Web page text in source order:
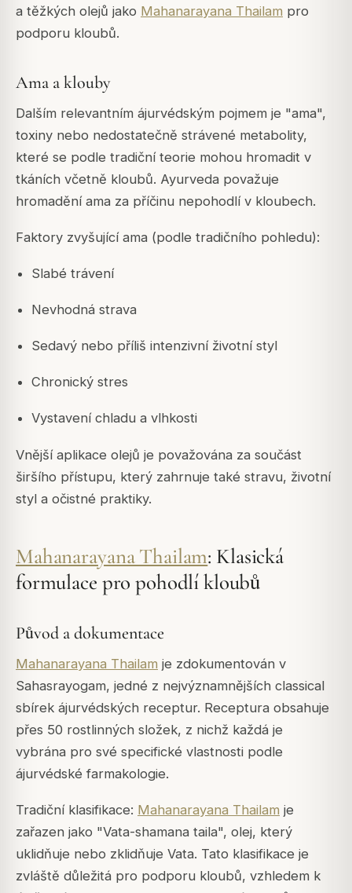
a těžkých olejů jako Mahanarayana Thailam pro
podporu kloubů.
Ama a klouby
Dalším relevantním ájurvédským pojmem je "ama",
toxiny nebo nedostatečně strávené metabolity,
které se podle tradiční teorie mohou hromadit v
tkáních včetně kloubů. Ayurveda považuje
hromadění ama za příčinu nepohodlí v kloubech.
Faktory zvyšující ama (podle tradičního pohledu):
Slabé trávení
Nevhodná strava
Sedavý nebo příliš intenzivní životní styl
Chronický stres
Vystavení chladu a vlhkosti
Vnější aplikace olejů je považována za součást
širšího přístupu, který zahrnuje také stravu, životní
styl a očistné praktiky.
Mahanarayana Thailam: Klasická
formulace pro pohodlí kloubů
Původ a dokumentace
Mahanarayana Thailam je zdokumentován v
Sahasrayogam, jedné z nejvýznamnějších classical
sbírek ájurvédských receptur. Receptura obsahuje
přes 50 rostlinných složek, z nichž každá je
vybrána pro své specifické vlastnosti podle
ájurvédské farmakologie.
Tradiční klasifikace: Mahanarayana Thailam je
zařazen jako "Vata-shamana taila", olej, který
uklidňuje nebo zklidňuje Vata. Tato klasifikace je
zvláště důležitá pro podporu kloubů, vzhledem k